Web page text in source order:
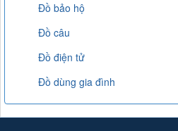
Đồ bảo hộ
Đồ câu
Đồ điện tử
Đồ dùng gia đình